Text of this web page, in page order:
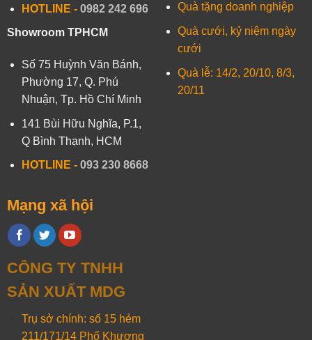
HOTLINE - 0982 242 696
Showroom TPHCM
Số 75 Huỳnh Văn Bánh,
Phường 17, Q. Phú
Nhuận, Tp. Hồ Chí Minh
141 Bùi Hữu Nghĩa, P.1,
Q Bình Thạnh, HCM
HOTLINE - 093 230 8668
Quà tặng doanh nghiệp
Quà cưới, kỷ niệm ngày
cưới
Quà lễ: 14/2, 20/10, 8/3,
20/11
Mạng xã hội
CÔNG TY TNHH
SẢN XUẤT MDG
Trụ sở chính: số 15 hẻm
211/171/14 Phố Khương